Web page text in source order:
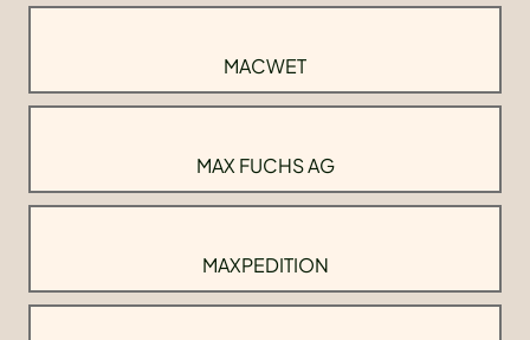
MACWET
MAX FUCHS AG
MAXPEDITION